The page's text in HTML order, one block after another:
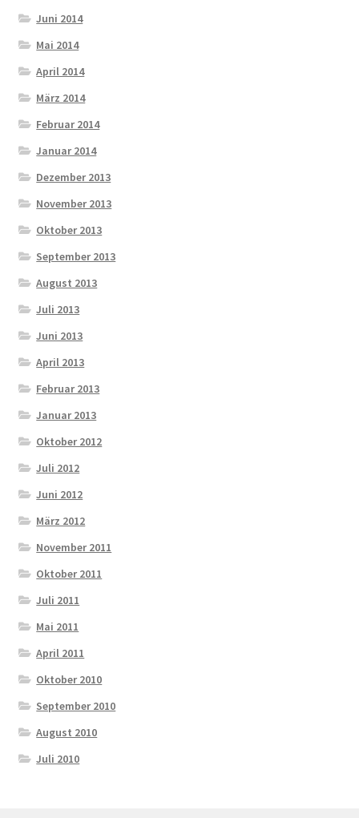
Juni 2014
Mai 2014
April 2014
März 2014
Februar 2014
Januar 2014
Dezember 2013
November 2013
Oktober 2013
September 2013
August 2013
Juli 2013
Juni 2013
April 2013
Februar 2013
Januar 2013
Oktober 2012
Juli 2012
Juni 2012
März 2012
November 2011
Oktober 2011
Juli 2011
Mai 2011
April 2011
Oktober 2010
September 2010
August 2010
Juli 2010